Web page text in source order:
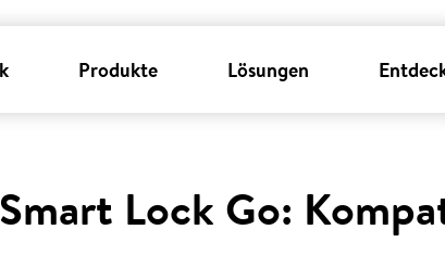
Produkte Lösungen
Lock Go: